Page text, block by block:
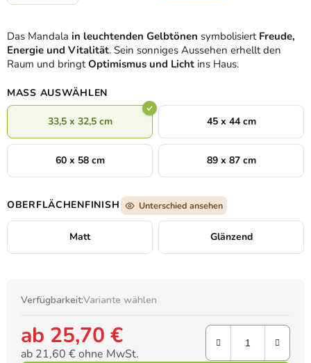
Das Mandala in leuchtenden Gelbtönen symbolisiert Freude,
Energie und Vitalität. Sein sonniges Aussehen erhellt den
Raum und bringtOptimismus und Licht ins Haus.
MASS AUSWÄHLEN
33,5 x 32,5 cm 45 x 44 cm
60 x 58 cm 89 x 87 cm
OBERFLÄCHENFINISH Unterschied ansehen
Matt Glänzend
Verfügbarkeit:Variante wählen
ab 25,70 €
ab 21,60 €ohne MwSt.